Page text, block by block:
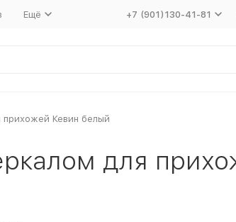
Ещё +7 (901)130-41-81
прихожей Кевин белый
для